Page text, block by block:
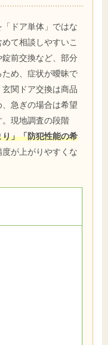
ドア単体」ではな
て相談しやすいこ
前交換など、部分
め、症状が曖昧で
関ドア交換は商品
急ぎの場合は希望
現地調査の段階
」「防犯性能の希
が上がりやすくな